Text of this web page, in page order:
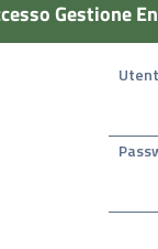
Gestione